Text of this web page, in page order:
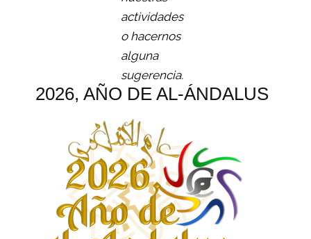
actividades
o hacernos
alguna
sugerencia.
2026, AÑO DE AL-ÁNDALUS